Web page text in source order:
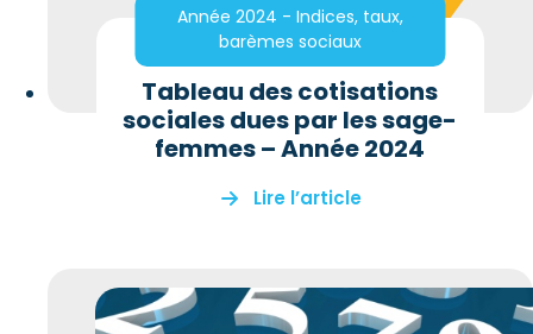
Année 2024 - Indices, taux,
barèmes sociaux
Tableau des cotisations
sociales dues par les sage-
femmes – Année 2024
Lire l’article